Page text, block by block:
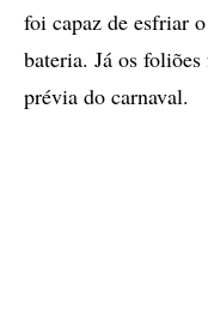
foi capaz de esfriar
bateria. Já os
prévia do carnaval.